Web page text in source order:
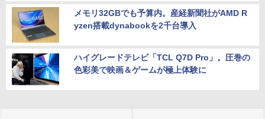
メモリ32GBでも予算内。産経新聞社がAMD R
yzen搭載dynabookを2千台導入
ハイグレードテレビ「TCL Q7D Pro」。圧巻の
色彩美で映画＆ゲームが極上体験に